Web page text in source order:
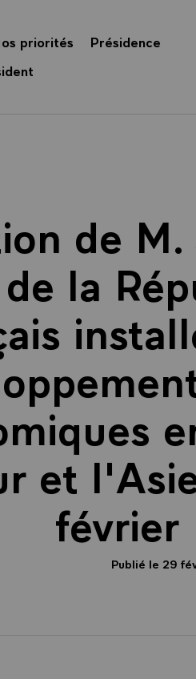
priorités
Présidence
de M.
la
et
février
Publié le 29